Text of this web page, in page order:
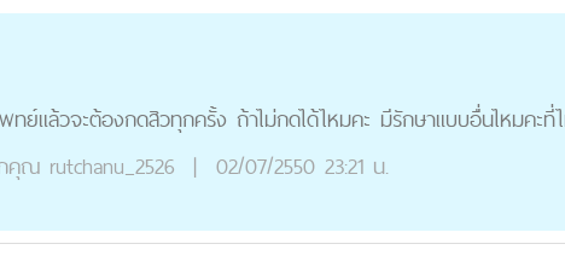
ทย์แล้วจะต้องกดสิวทุกครั้ง ถ้าไม่กดได้ไหมคะ มีรักษาแบบอื่นไหมคะที่
คุณ rutchanu_2526 | 02/07/2550 23:21 น.